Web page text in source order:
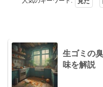
生ゴミの
味を解説